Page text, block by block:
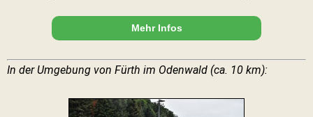
Mehr Infos
In der Umgebung von Fürth im Odenwald (ca. 10 km):